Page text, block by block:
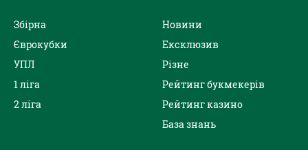
Збірна
Єврокубки
УПЛ
1 ліга
2 ліга
Новини
Ексклюзив
Різне
Рейтинг букмекерів
Рейтинг казино
База знань